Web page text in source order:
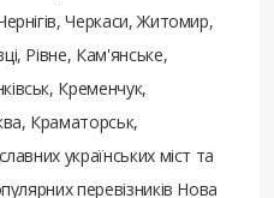
Черкаси, Житомир,
Рівне, Кам'янське,
Кременчук,
Краматорськ,
українських міст та
перевізників Нова